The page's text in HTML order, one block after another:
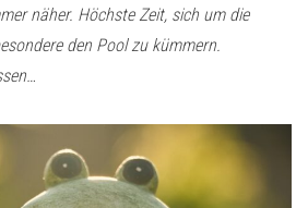
näher. Höchste Zeit, sich um die
den Pool zu kümmern.